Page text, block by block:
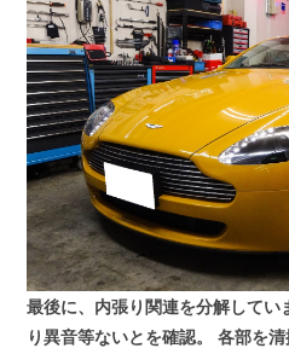
最後に、内張り関連を分解してい
り異音等ないとを確認。
各部を